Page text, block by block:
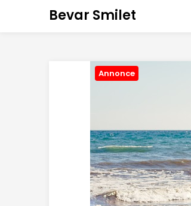
Bevar Smilet
Annonce